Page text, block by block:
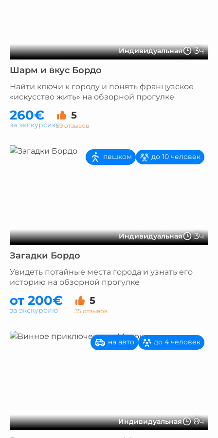
Индивидуальная 3ч
Шарм и вкус Бордо
Найти ключи к городу и понять французское
«искусство жить» на обзорной прогулке
260€ 5
59 отзывов
за экскурсию
Индивидуальная 3ч
пешком до 10 человек
Загадки Бордо
Увидеть потайные места города и узнать его
историю на обзорной прогулке
от 200€ 5
35 отзывов
за экскурсию
Индивидуальная 8ч
на авто до 4 человек